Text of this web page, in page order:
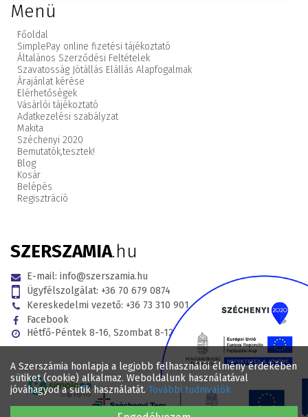
A Szerszámia honlapja a legjobb felhasználói élmény érdekében
sütiket (cookie) alkalmaz. Weboldalunk használatával
jóváhagyod a sütik használatát. További tudnivalók
Menü
Főoldal
SimplePay online fizetési tájékoztató
Általános Szerződési Feltételek
Szavatosság Jótállás Elállás Alapfogalmak
Árajánlat kérése
Elérhetőségek
Vásárlói tájékoztató
Adatkezelési szabályzat
Makita
Széchenyi 2020
Bemutatók,tesztek!
Blog
Kosár
Belépés
Regisztráció
SZERSZAMIA.hu
E-mail: info@szerszamia.hu
Ügyfélszolgálat: +36 70 679 0874
Kereskedelmi vezető: +36 73 310 901
Facebook
Hétfő-Péntek 8-16, Szombat 8-12